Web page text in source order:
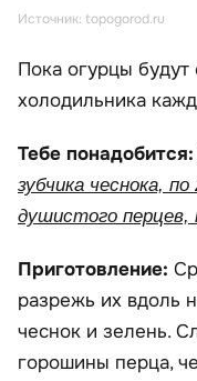
Источник: topogorod.ru
Пока огурцы будут
холодильника
Тебе понадобится:
зубчика чеснока,
душистого перцев,
Приготовление:
разрежь их вдоль
чеснок и зелень.
горошины перца,